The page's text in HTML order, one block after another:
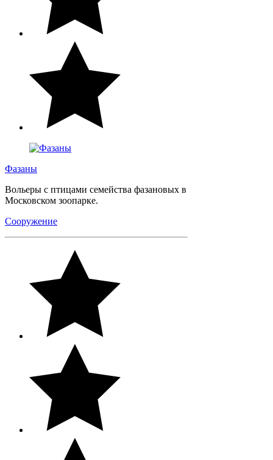
Фазаны
Вольеры с птицами семейства фазановых в
Московском зоопарке.
Сооружение